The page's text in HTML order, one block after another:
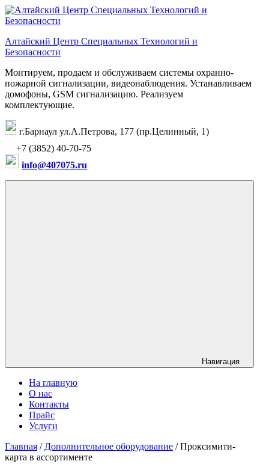
Перейти
к
Алтайский Центр Специальных Технологий и
Безопасности
Монтируем, продаем и обслуживаем системы охранно-
пожарной сигнализации, видеонаблюдения. Устанавливаем
домофоны, GSM сигнализацию. Реализуем
комплектующие.
г.Барнаул ул.А.Петрова, 177 (пр.Целинный, 1)
+7 (3852) 40-70-75
info@407075.ru
Навигация
На главную
О нас
Контакты
Прайс
Услуги
Главная / Дополнительное оборудование / Проксимити-
карта в ассортименте